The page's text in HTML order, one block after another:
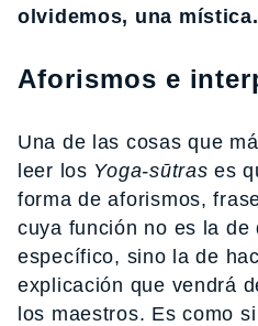
olvidemos, una mística.
Aforismos e
Una de las cosas que
leer los Yoga-sūtrases
forma de aforismos,
cuya función no es la de
específico, sino la de
explicación que vendrá
los maestros. Es como